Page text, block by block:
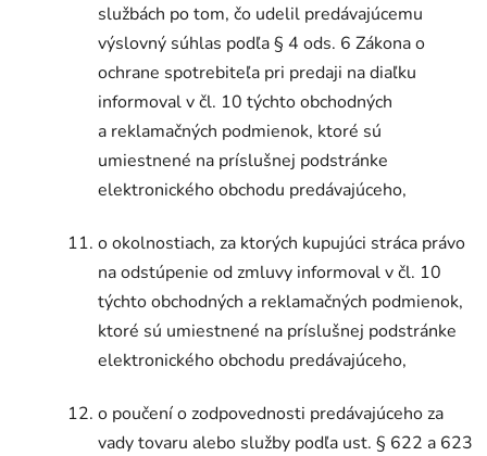
službách po tom, čo udelil predávajúcemu
výslovný súhlas podľa § 4 ods. 6 Zákona o
ochrane spotrebiteľa pri predaji na diaľku
informoval v čl. 10 týchto obchodných
a reklamačných podmienok, ktoré sú
umiestnené na príslušnej podstránke
elektronického obchodu predávajúceho,
o okolnostiach, za ktorých kupujúci stráca právo
na odstúpenie od zmluvy informoval v čl. 10
týchto obchodných a reklamačných podmienok,
ktoré sú umiestnené na príslušnej podstránke
elektronického obchodu predávajúceho,
o poučení o zodpovednosti predávajúceho za
vady tovaru alebo služby podľa ust. § 622 a 623